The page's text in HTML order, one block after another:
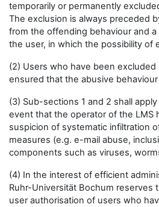
temporarily or permanently
The exclusion is always preceded
from the offending behaviour and
the user, in which the possibility of
(2) Users who have been
ensured that the abusive
(3) Sub-sections 1 and 2 shall
event that the operator of the LMS
suspicion of systematic infiltration
measures (e.g. e-mail abuse,
components such as viruses,
(4) In the interest of efficient
Ruhr-Universität Bochum reserves
user authorisation of users who